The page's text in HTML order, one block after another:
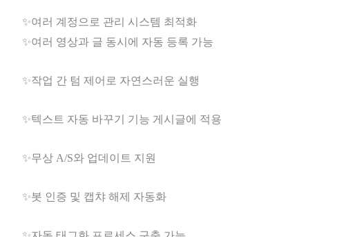
✨여러 계정으로 관리 시스템 최적화
✨여러 영상과 글 동시에 자동 등록 가능
✨작업 간 텀 제어로 자연스러운 실행
✨텍스트 자동 바꾸기 기능 게시글에 적용
✨무상 A/S와 업데이트 지원
✨봇 인증 및 캡챠 해제 자동화